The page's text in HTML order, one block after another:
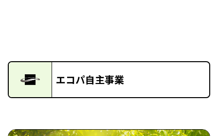
エコパ自主事業